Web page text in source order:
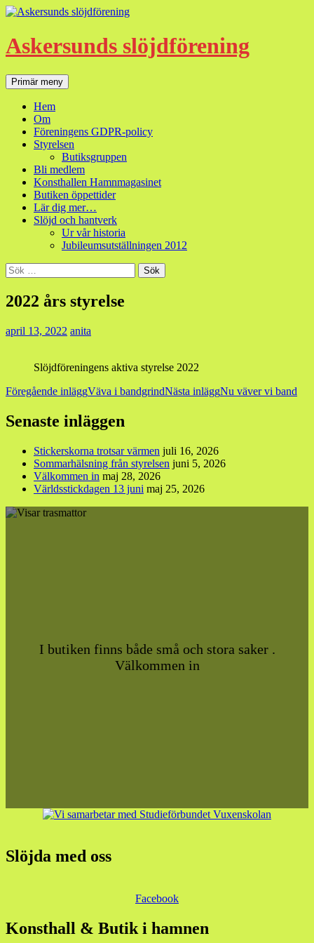
Hoppa
innehåll
Askersunds slöjdförening
SökPrimär meny
Hem
Om
Föreningens GDPR-policy
Styrelsen
Butiksgruppen
Bli medlem
Konsthallen Hamnmagasinet
Butiken öppettider
Lär dig mer…
Slöjd och hantverk
Ur vår historia
Jubileumsutställningen 2012
Sök
efter:
2022 års styrelse
april 13, 2022 anita
Slöjdföreningens aktiva styrelse 2022
Inläggsnavigering
Föregående inläggVäva i bandgrindNästa inläggNu väver vi band
Senaste inläggen
Stickerskorna trotsar värmen juli 16, 2026
Sommarhälsning från styrelsen juni 5, 2026
Välkommen in maj 28, 2026
Världsstickdagen 13 juni maj 25, 2026
I butiken finns både små och stora saker .
Välkommen in
Slöjda med oss
Facebook
Konsthall & Butik i hamnen